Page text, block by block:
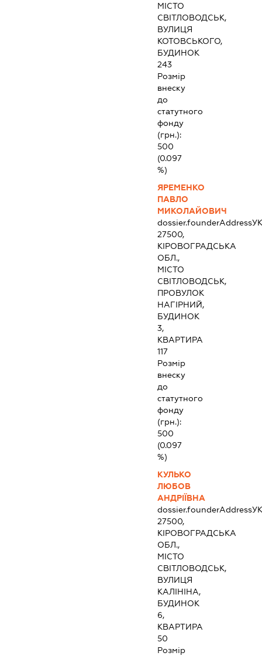
МІСТО
СВІТЛОВОДСЬК,
ВУЛИЦЯ
КОТОВСЬКОГО,
БУДИНОК
243
Розмір
внеску
до
статутного
фонду
(грн.):
500
(0.097
%)
ЯРЕМЕНКО
ПАВЛО
МИКОЛАЙОВИЧ
dossier.founderAddress
27500,
КІРОВОГРАДСЬКА
ОБЛ.,
МІСТО
СВІТЛОВОДСЬК,
ПРОВУЛОК
НАГІРНИЙ,
БУДИНОК
3,
КВАРТИРА
117
Розмір
внеску
до
статутного
фонду
(грн.):
500
(0.097
%)
КУЛЬКО
ЛЮБОВ
АНДРІЇВНА
dossier.founderAddress
27500,
КІРОВОГРАДСЬКА
ОБЛ.,
МІСТО
СВІТЛОВОДСЬК,
ВУЛИЦЯ
КАЛІНІНА,
БУДИНОК
6,
КВАРТИРА
50
Розмір